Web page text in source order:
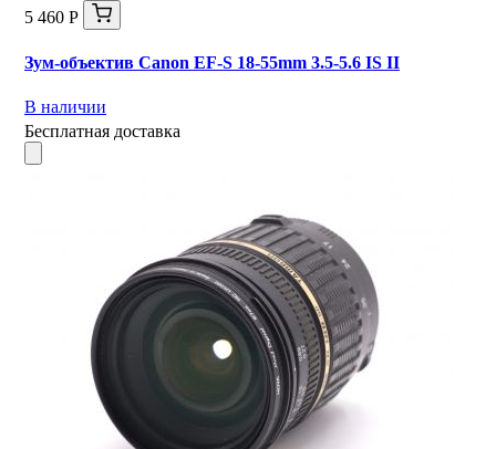
5 460 Р
Зум-объектив Canon EF-S 18-55mm 3.5-5.6 IS II
В наличии
Бесплатная доставка